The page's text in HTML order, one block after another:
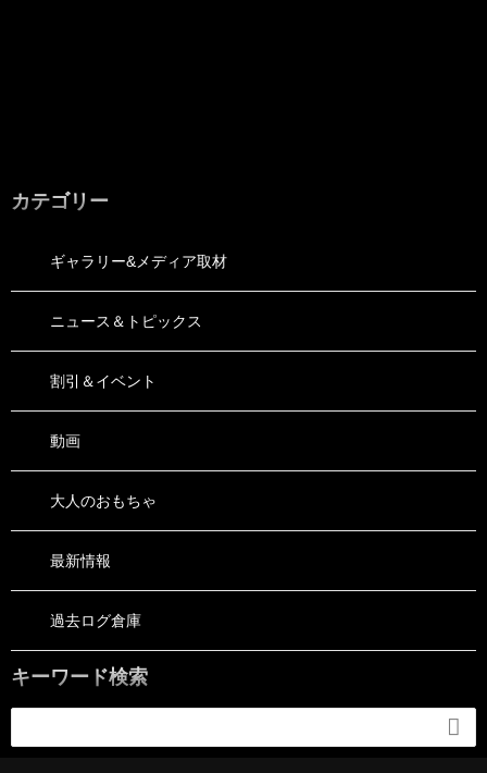
カテゴリー
ギャラリー&メディア取材
ニュース＆トピックス
割引＆イベント
動画
大人のおもちゃ
最新情報
過去ログ倉庫
キーワード検索
